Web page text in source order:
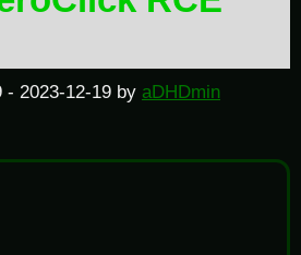
- 2023-12-19 by aDHDmin